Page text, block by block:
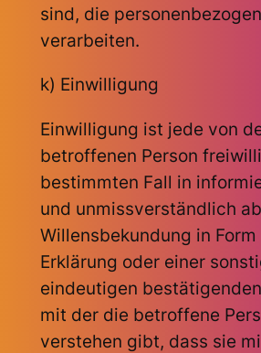
sind, die
verarbeiten.
k) Einwilligung
Einwilligung ist jede von
betroffenen Person
bestimmten Fall in
und unmissverständlich
Willensbekundung in Form
Erklärung oder einer
eindeutigen
mit der die betroffene
verstehen gibt, dass sie